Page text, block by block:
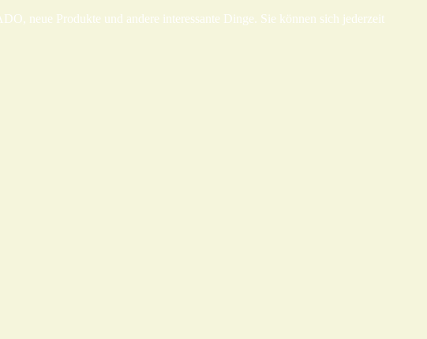
neue Produkte und andere interessante Dinge. Sie können sich jederzeit